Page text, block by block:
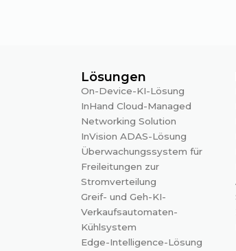
Lösungen
On-Device-KI-Lösung
InHand Cloud-Managed
Networking Solution
InVision ADAS-Lösung
Überwachungssystem für
Freileitungen zur
Stromverteilung
Greif- und Geh-KI-
Verkaufsautomaten-
Kühlsystem
Edge-Intelligence-Lösung